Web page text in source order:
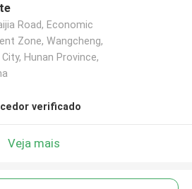
Road, Economic
Zone, Wangcheng,
Hunan Province,
verificado
Veja mais